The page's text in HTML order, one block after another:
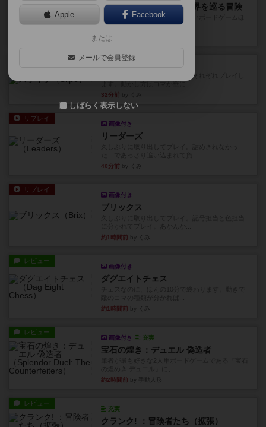
エクスペディション：世界を巡る冒険
クラマー氏の不朽の名作。新しいボードゲームほ
どおもしろいはず？いいえ。...
9分前
メインコマ一つサブコマ四つでそれぞれプレイし
32分前
リプレイ
画像付き
リーダーズ
40分前 by くみ
リプレイ
画像付き
ブリックス
約1時間前 by くみ
レビュー
画像付き
ダグエイトチェス
約1時間前 by くみ
レビュー
画像付き 充実
宝石の煌き：デュエル 偽造者
約2時間前 by 手動人形
レビュー
充実
クランク! ：冒険者たち（拡張）
Apple Facebook
または
メールで会員登録
しばらく表示しない